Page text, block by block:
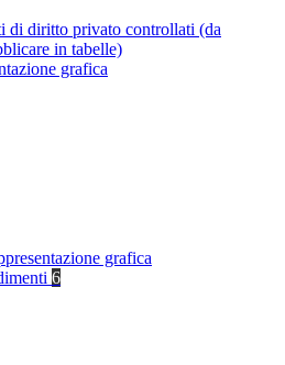
di diritto privato controllati (da
in tabelle)
grafica
grafica
6